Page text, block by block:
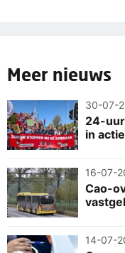
Meer nieuws
30-07-
24-
in
16-07-
Cao-
14-07-